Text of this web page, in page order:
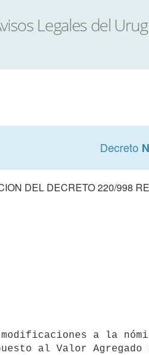
Decreto
DEL DECRETO 220/998
a la
al Valor